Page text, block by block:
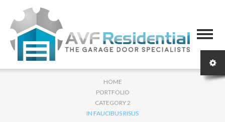
HOME
PORTFOLIO
CATEGORY 2
IN FAUCIBUS RISUS